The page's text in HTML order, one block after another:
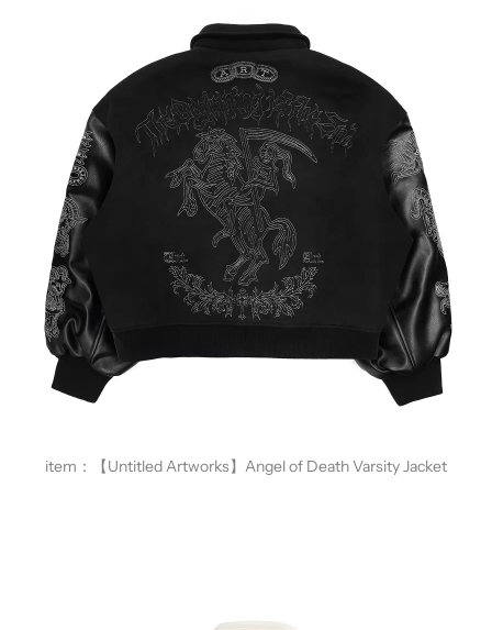
item： 【Untitled Artworks】Angel of Death Varsity Jacket